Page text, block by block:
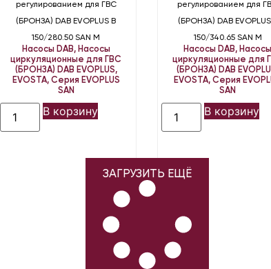
регулированием для ГВС
(БРОНЗА) DAB EVOPLUS B
150/280.50 SAN M
Насосы DAB, Насосы
циркуляционные для ГВС
(БРОНЗА) DAB EVOPLUS,
EVOSTA, Серия EVOPLUS
SAN
В корзину
регулированием для
(БРОНЗА) DAB
150/340.65 SAN M
Насосы DAB, Насосы
циркуляционные для
(БРОНЗА) DAB
EVOSTA,Серия
SAN
В корзину
ЗАГРУЗИТЬ ЕЩЁ